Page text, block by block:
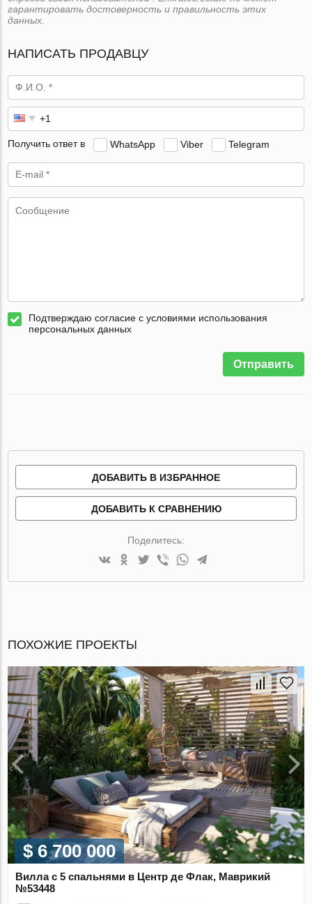
гарантировать достоверность и правильность этих
данных.
НАПИСАТЬ ПРОДАВЦУ
Получить ответ в WhatsApp Viber Telegram
Подтверждаю согласие с условиями использования
персональных данных
Отправить
ДОБАВИТЬ В ИЗБРАННОЕ
ДОБАВИТЬ К СРАВНЕНИЮ
Поделитесь:
ПОХОЖИЕ ПРОЕКТЫ
$ 6 700 000
Вилла с 5 спальнями в Центр де Флак, Маврикий
№53448